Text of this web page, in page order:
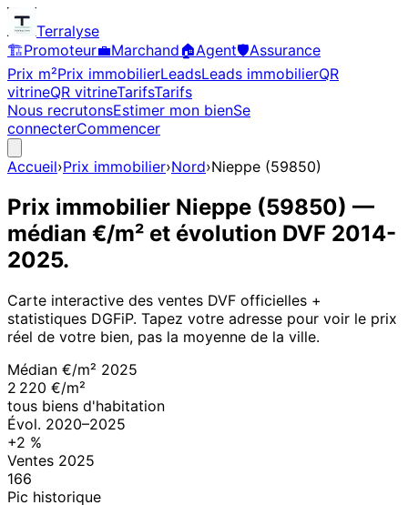
Terralyse
🏗️Promoteur💼Marchand🏠Agent🛡️Assurance
Prix m²Prix immobilierLeadsLeads immobilierQR
vitrineQR vitrineTarifsTarifs
Nous recrutonsEstimer mon bienSe
connecterCommencer
Accueil›Prix immobilier›Nord›Nieppe (59850)
Prix immobilier Nieppe (59850) —
médian €/m² et évolution DVF 2014-
2025.
Carte interactive des ventes DVF officielles +
statistiques DGFiP. Tapez votre adresse pour voir le prix
réel de votre bien, pas la moyenne de la ville.
Médian €/m² 2025
2 220 €/m²
tous biens d'habitation
Évol. 2020–2025
+2 %
Ventes 2025
166
Pic historique